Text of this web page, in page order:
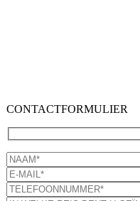
CONTACTFORMULIER